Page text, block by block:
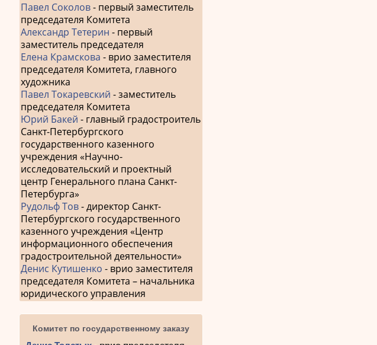
Павел Соколов- первый заместитель
председателя Комитета
Александр Тетерин - первый
заместитель председателя
Елена Крамскова - врио заместителя
председателя Комитета, главного
художника
Павел Токаревский - заместитель
председателя Комитета
Юрий Бакей - главный градостроитель
Санкт-Петербургского
государственного казенного
учреждения «Научно-
исследовательский и проектный
центр Генерального плана Санкт-
Петербурга»
Рудольф Тов- директор Санкт-
Петербургского государственного
казенного учреждения «Центр
информационного обеспечения
градостроительной деятельности»
Денис Кутишенко - врио заместителя
председателя Комитета – начальника
юридического управления
Комитет по государственному заказу